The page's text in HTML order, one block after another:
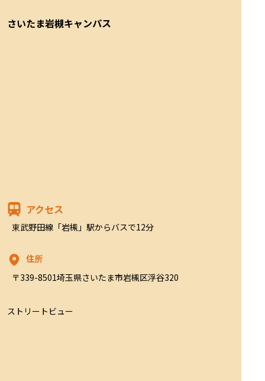
さいたま岩槻キャンパス
アクセス
東武野田線「岩槻」駅からバスで12分
住所
〒339-8501埼玉県さいたま市岩槻区浮谷320
ストリートビュー